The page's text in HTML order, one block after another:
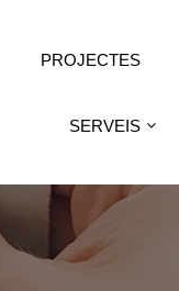
PROJECTES
SERVEIS